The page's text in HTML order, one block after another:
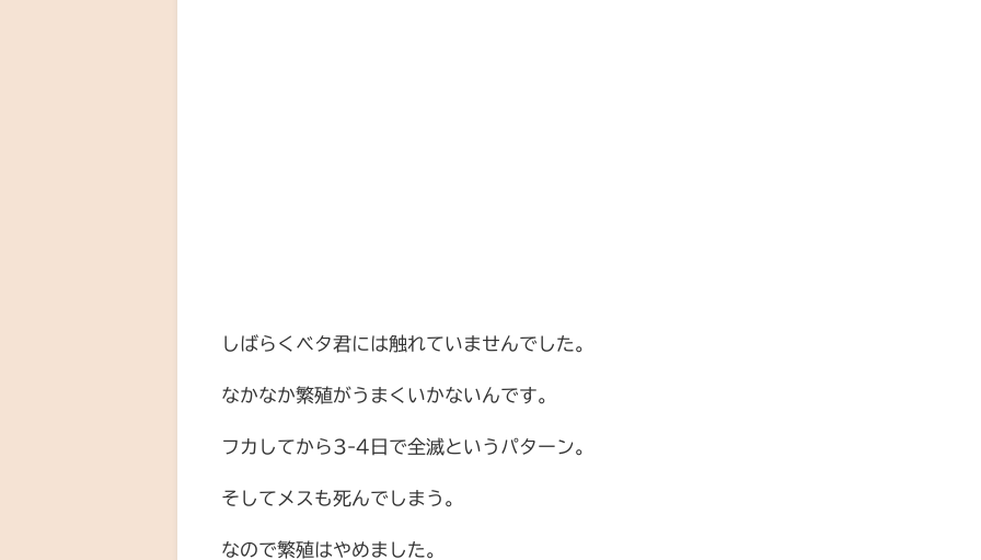
しばらくベタ君には触れていませんでした。
なかなか繁殖がうまくいかないんです。
フカしてから3-4日で全滅というパターン。
そしてメスも死んでしまう。
なので繁殖はやめました。